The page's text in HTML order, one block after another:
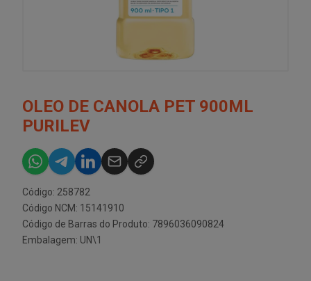
OLEO DE CANOLA PET 900ML
PURILEV
Código: 258782
Código NCM: 15141910
Código de Barras do Produto: 7896036090824
Embalagem: UN\1